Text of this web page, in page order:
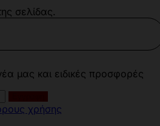
σελίδας.
μας και ειδικές προσφορές
χρήσης